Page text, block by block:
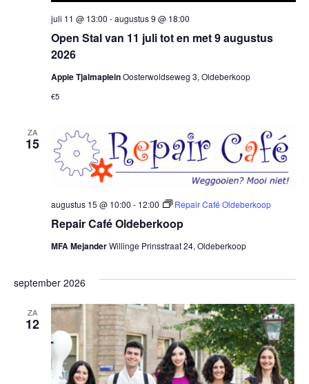
Open Stal van 11 juli tot en met 9 augustus
2026
juli 11 @ 13:00 -augustus 9 @ 18:00
Appie TjalmapleinOosterwoldseweg 3, Oldeberkoop
€5
ZA
15
Repair Café Oldeberkoop
augustus 15 @ 10:00 - 12:00 Repair Café Oldeberkoop
MFA MejanderWillinge Prinsstraat 24, Oldeberkoop
september 2026
ZA
12